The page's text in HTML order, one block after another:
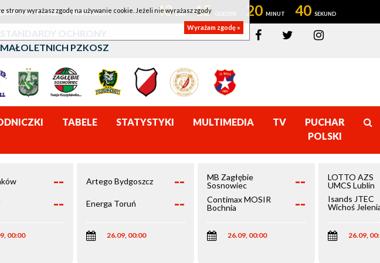
- LOTTO AZS UMCS LUBLIN 43 15 20 40
STANDARDY OCHRONY
MAŁOLETNICH PZKOSZ
TABELE STATYSTYKI MULTIMEDIA TV
PUCHAR
POLSKI
--
--
00:00
Artego Bydgoszcz --
Energa Toruń --
26.09, 00:00
MB Zagłębie
Sosnowiec
--
Contimax MOSIR
Bochnia
--
26.09, 00:00
LOTTO AZS
UMCS Lublin
Isands JTEC
Wichoś
26.09,
strony wyrażasz zgodę na używanie cookie. Jeżeli nie wyrażasz zgody
Wyrażam zgodę »